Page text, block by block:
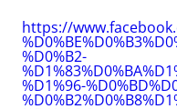
https://
%D0%B2-
%D1%96-